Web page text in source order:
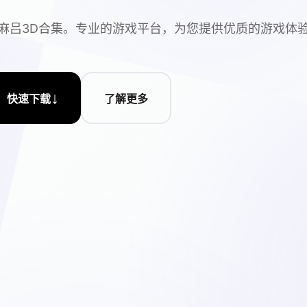
吕3D合集。专业的游戏平台，为您提供优质的游戏体
快速下载↓ 了解更多